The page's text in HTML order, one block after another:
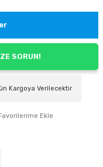
SORUN!
Kargoya Verilecektir